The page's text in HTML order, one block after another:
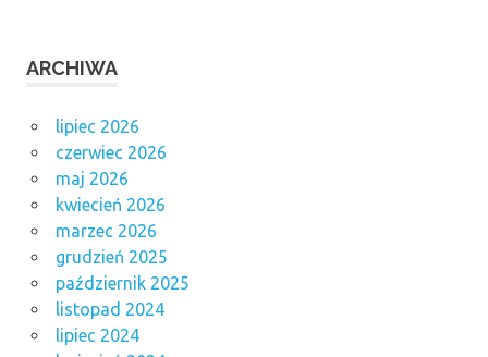
ARCHIWA
lipiec 2026
czerwiec 2026
maj 2026
kwiecień 2026
marzec 2026
grudzień 2025
październik 2025
listopad 2024
lipiec 2024